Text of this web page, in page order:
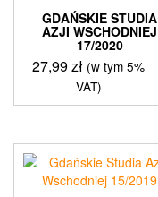
GDAŃSKIE STUDIA
AZJI WSCHODNIEJ
17/2020
27,99zł (w tym 5%
VAT)